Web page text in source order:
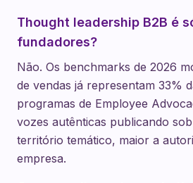
Thought leadership B2B é
fundadores?
Não. Os benchmarks de 2026
de vendas já representam 33%
programas de Employee
vozes autênticas publicando
território temático, maior a
empresa.